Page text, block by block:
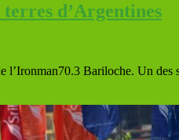
d’Argentines
Bariloche. Un des